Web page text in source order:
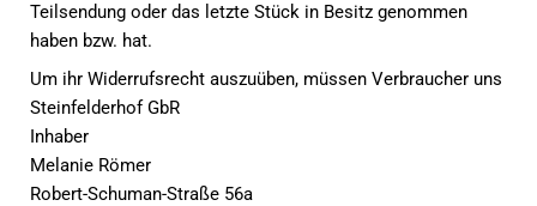
Teilsendung oder das letzte Stück in Besitz genommen
haben bzw. hat.
Um ihr Widerrufsrecht auszuüben, müssen Verbraucher uns
Steinfelderhof GbR
Inhaber
Melanie Römer
Robert-Schuman-Straße 56a